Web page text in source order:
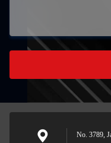
No. 3789,